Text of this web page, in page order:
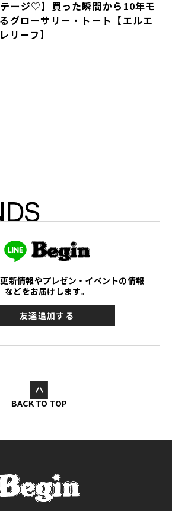
テージ♡】買った瞬間から10年モ
グローサリー・トート【エルエ
リーフ】
新情報やプレゼン・イベントの情報
などをお届けします。
友達追加する
BACK TO TOP